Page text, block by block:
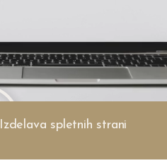
Izdelava spletnih strani